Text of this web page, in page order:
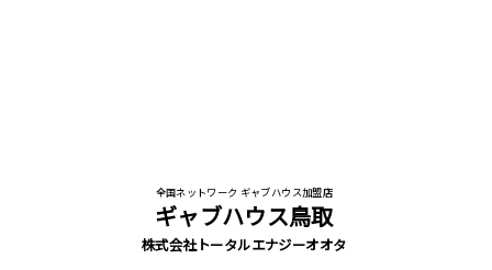
全国ネットワーク ギャブハウス加盟店
ギャブハウス鳥取
株式会社トータルエナジーオオタ